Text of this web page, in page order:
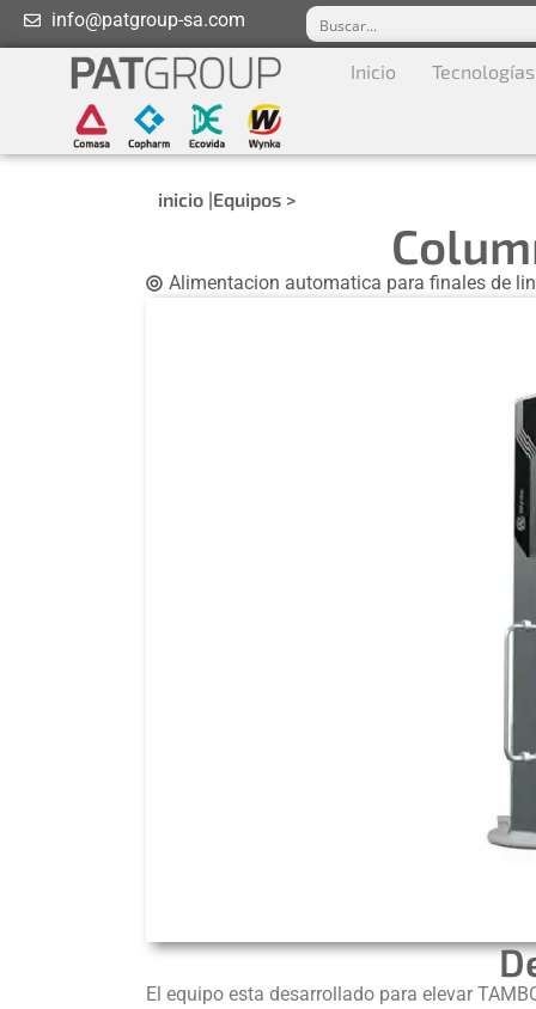
info@patgroup-sa.com
Inicio
inicio |Equipos >
Alimentacion automatica para finales de
El equipo esta desarrollado para elevar